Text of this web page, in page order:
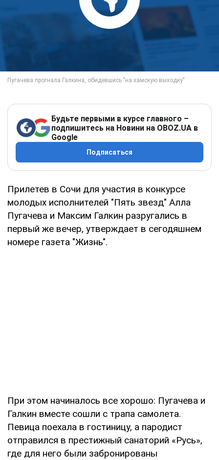
Будьте первыми в курсе главного –
подпишитесь на Новини на OBOZ.UA в
Google
Подписаться
Прилетев в Сочи для участия в конкурсе
молодых исполнителей "Пять звезд" Алла
Пугачева и Максим Галкин разругались в
первый же вечер, утверждает в сегодяшнем
номере газета "Жизнь".
При этом начиналось все хорошо: Пугачева и
Галкин вместе сошли с трапа самолета.
Певица поехала в гостиницу, а пародист
отправился в престижный санаторий «Русь»,
где для него были забронированы